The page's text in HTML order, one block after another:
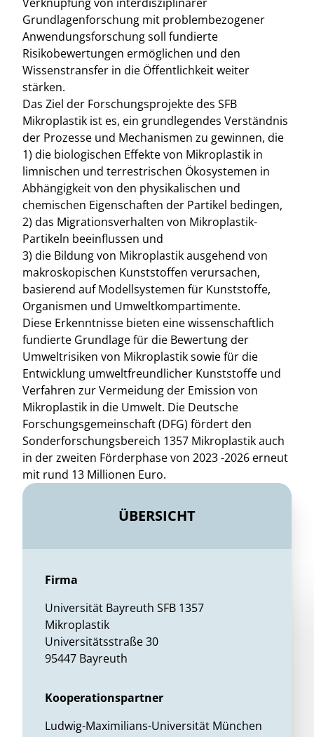
Grundlagenforschung mit problembezogener
Anwendungsforschung soll fundierte
Risikobewertungen ermöglichen und den
Wissenstransfer in die Öffentlichkeit weiter
stärken.
Das Ziel der Forschungsprojekte des SFB
Mikroplastik ist es, ein grundlegendes Verständnis
der Prozesse und Mechanismen zu gewinnen, die
1) die biologischen Effekte von Mikroplastik in
limnischen und terrestrischen Ökosystemen in
Abhängigkeit von den physikalischen und
chemischen Eigenschaften der Partikel bedingen,
2) das Migrationsverhalten von Mikroplastik-
Partikeln beeinflussen und
3) die Bildung von Mikroplastik ausgehend von
makroskopischen Kunststoffen verursachen,
basierend auf Modellsystemen für Kunststoffe,
Organismen und Umweltkompartimente.
Diese Erkenntnisse bieten eine wissenschaftlich
fundierte Grundlage für die Bewertung der
Umweltrisiken von Mikroplastik sowie für die
Entwicklung umweltfreundlicher Kunststoffe und
Verfahren zur Vermeidung der Emission von
Mikroplastik in die Umwelt. Die Deutsche
Forschungsgemeinschaft (DFG) fördert den
Sonderforschungsbereich 1357 Mikroplastik auch
in der zweiten Förderphase von 2023 -2026 erneut
mit rund 13 Millionen Euro.
ÜBERSICHT
Firma
Universität Bayreuth SFB 1357
Mikroplastik
Universitätsstraße 30
95447 Bayreuth
Kooperationspartner
Ludwig-Maximilians-Universität München